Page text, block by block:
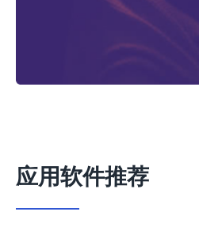
应用软件推荐